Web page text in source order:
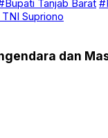
Tanjab Barat
Supriono
dan